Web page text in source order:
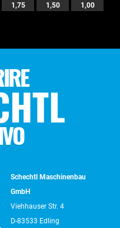
1,75 1,50 1,00
Schechtl Maschinenbau
GmbH
Viehhauser Str. 4
D-83533 Edling